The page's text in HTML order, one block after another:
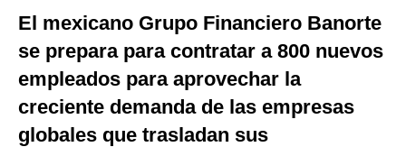
México
España
Internacional
Tecnología
El mexicano Grupo Financiero Banorte
se prepara para contratar a 800 nuevos
empleados para aprovechar la
creciente demanda de las empresas
globales que trasladan sus